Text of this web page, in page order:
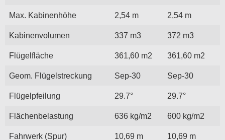
Max. Kabinenhöhe 2,54 m 2,54 m
Kabinenvolumen 337 m3 372 m3
Flügelfläche 361,60 m2 361,60 m2
Geom. Flügelstreckung Sep-30 Sep-30
Flügelpfeilung 29.7° 29.7°
Flächenbelastung 636 kg/m2 600 kg/m2
Fahrwerk (Spur) 10,69 m 10,69 m